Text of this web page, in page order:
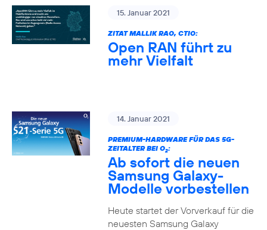
15. Januar 2021
ZITAT MALLIK RAO, CTIO:
Open RAN führt zu
mehr Vielfalt
14. Januar 2021
PREMIUM-HARDWARE FÜR DAS 5G-
ZEITALTER BEI O2:
Ab sofort die neuen
Samsung Galaxy-
Modelle vorbestellen
Heute startet der Vorverkauf für die
neuesten Samsung Galaxy